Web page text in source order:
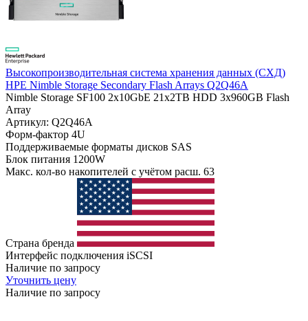
Высокопроизводительная система хранения данных (СХД)
HPE Nimble Storage Secondary Flash Arrays Q2Q46A
Nimble Storage SF100 2x10GbE 21x2TB HDD 3x960GB Flash
Array
Артикул: Q2Q46A
Форм-фактор 4U
Поддерживаемые форматы дисков SAS
Блок питания 1200W
Макс. кол-во накопителей с учётом расш. 63
Страна бренда
Интерфейс подключения iSCSI
Наличие по запросу
Уточнить цену
Наличие по запросу